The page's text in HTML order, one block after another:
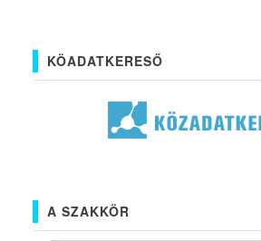
KÖADATKERESŐ
A SZAKKÖR